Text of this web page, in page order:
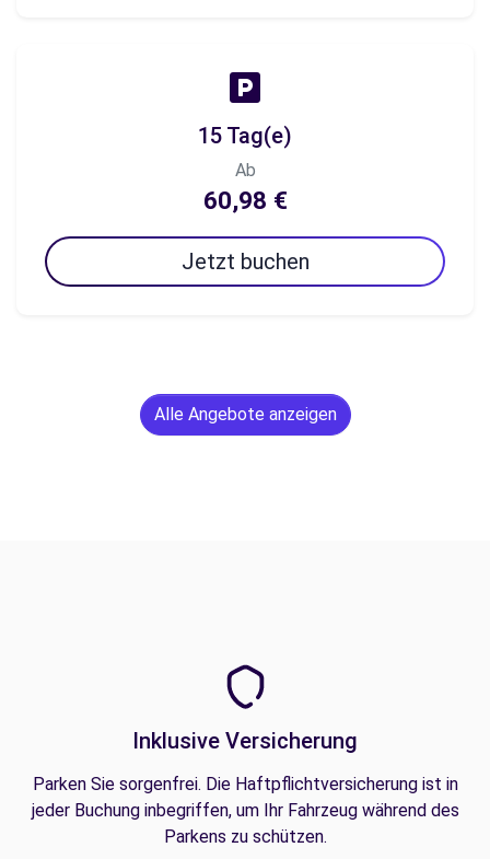
15 Tag(e)
Ab
60,98 €
Jetzt buchen
Alle Angebote anzeigen
Inklusive Versicherung
Parken Sie sorgenfrei. Die Haftpflichtversicherung ist in
jeder Buchung inbegriffen, um Ihr Fahrzeug während des
Parkens zu schützen.